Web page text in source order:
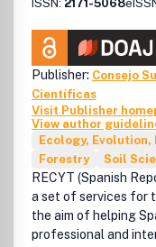
ISSN: 2171-5068
Publisher: Consejo
Científicas
Visit Publisher
View author
Ecology,
Forestry
Soil
RECYT (Spanish
a set of services for
the aim of helping
professional and